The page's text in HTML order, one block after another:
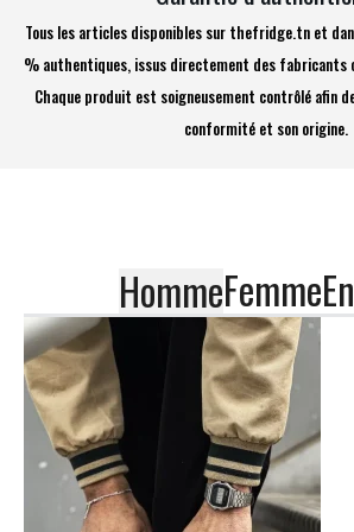
Tous les articles disponibles sur thefridge.tn et
% authentiques, issus directement des fabricants
Chaque produit est soigneusement contrôlé afin
conformité et son origine.
HommeFemme